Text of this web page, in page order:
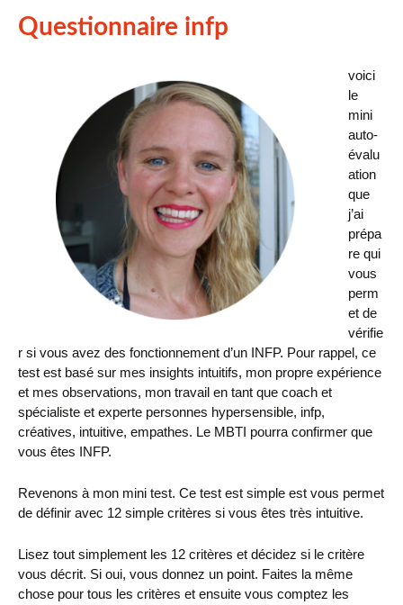
Questionnaire infp
voici
le
mini
auto-
évalu
ation
que
j’ai
prépa
re qui
vous
perm
et de
vérifie
r si vous avez des fonctionnement d’un INFP. Pour rappel, ce
test est basé sur mes insights intuitifs, mon propre expérience
et mes observations, mon travail en tant que coach et
spécialiste et experte personnes hypersensible, infp,
créatives, intuitive, empathes. Le MBTI pourra confirmer que
vous êtes INFP.
Revenons à mon mini test. Ce test est simple est vous permet
de définir avec 12 simple critères si vous êtes très intuitive.
Lisez tout simplement les 12 critères et décidez si le critère
vous décrit. Si oui, vous donnez un point. Faites la même
chose pour tous les critères et ensuite vous comptez les